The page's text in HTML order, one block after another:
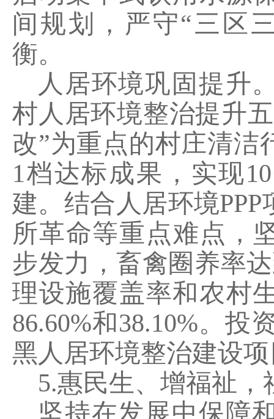
间规划，严守“三区
衡。
人居环境巩固提升
村人居环境整治提升
改”为重点的村庄清洁
1档达标成果，实现10
建。结合人居环境PPP
所革命等重点难点，
步发力，畜禽圈养率
理设施覆盖率和农村
86.60%和38.10%。投
黑人居环境整治建设
5.惠民生、增福祉，
坚持在发展中保障